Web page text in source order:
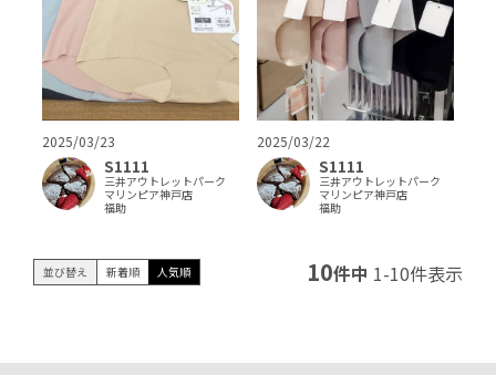
2025/03/23
S1111
三井アウトレットパーク
マリンピア神戸店
福助
2025/03/22
S1111
三井アウトレットパーク
マリンピア神戸店
福助
並び替え 新着順 人気順 10件中 1-10件表示